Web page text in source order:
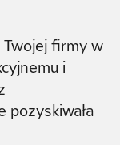
firmy w
i
pozyskiwała